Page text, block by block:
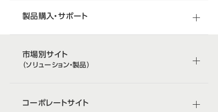
製品購入・サポート
市場別サイト
（ソリューション・製品）
コーポレートサイト